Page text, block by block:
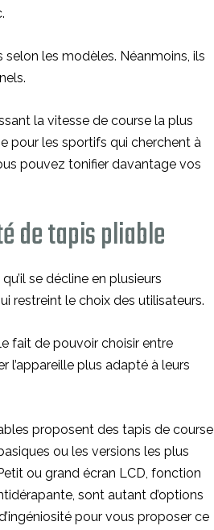
les modèles. Néanmoins, ils
la vitesse de course la plus
pour les sportifs qui cherchent à
pouvez tonifier davantage vos
de tapis pliable
se décline en plusieurs
restreint le choix des utilisateurs.
fait de pouvoir choisir entre
l’appareille plus adapté à leurs
proposent des tapis de course
ou les versions les plus
ou grand écran LCD, fonction
sont autant d’options
pour vous proposer ce